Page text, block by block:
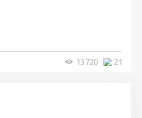
21
13 720